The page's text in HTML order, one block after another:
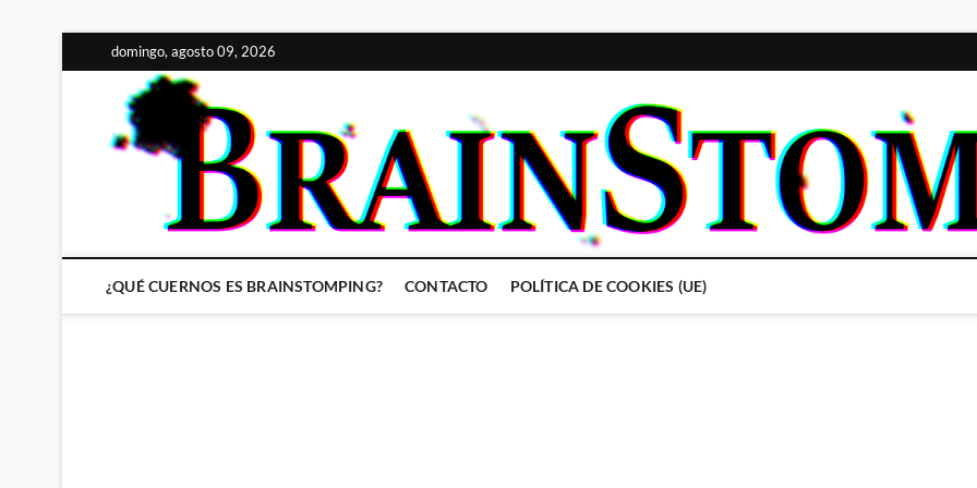
al
contenido
domingo, agosto 09, 2026
¿QUÉ CUERNOS ES BRAINSTOMPING? CONTACTO POLÍTICA DE COOKIES (UE)